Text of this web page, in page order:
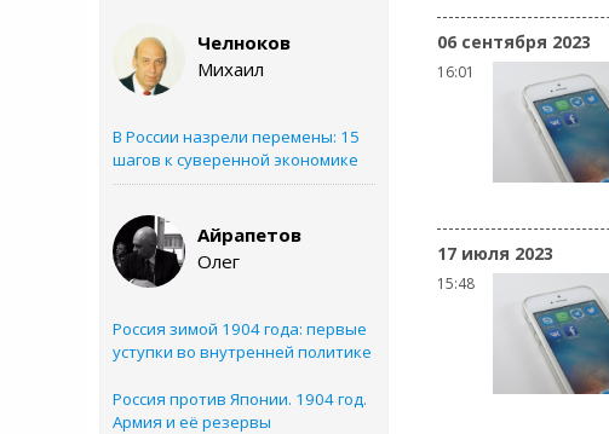
Челноков
Михаил
В России назрели перемены: 15
шагов к суверенной экономике
Айрапетов
Олег
Россия зимой 1904 года: первые
уступки во внутренней политике
Россия против Японии. 1904 год.
Армия и её резервы
06 сентября 2023
16:01
17 июля 2023
15:48